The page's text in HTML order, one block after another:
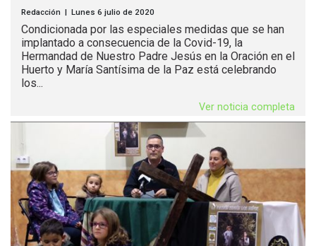
Redacción | Lunes 6 julio de 2020
Condicionada por las especiales medidas que se han
implantado a consecuencia de la Covid-19, la
Hermandad de Nuestro Padre Jesús en la Oración en el
Huerto y María Santísima de la Paz está celebrando
los...
Ver noticia completa